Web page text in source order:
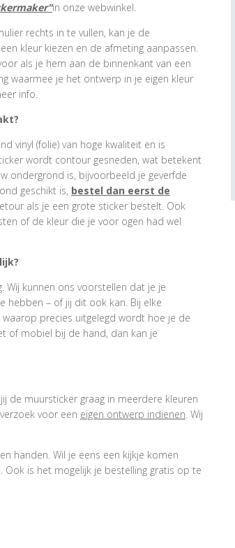
in onze webwinkel.
rechts in te vullen, kan je de
kleur kiezen en de afmeting aanpassen.
als je hem aan de binnenkant van een
waarmee je het ontwerp in je eigen kleur
info.
vinyl (folie) van hoge kwaliteit en is
wordt contour gesneden, wat betekent
ondergrond is, bijvoorbeeld je geverfde
geschikt is, bestel dan eerst de
als je een grote sticker bestelt. Ook
of de kleur die je voor ogen had wel
Wij kunnen ons voorstellen dat je je
hebben – of jij dit ook kan. Bij elke
precies uitgelegd wordt hoe je de
of mobiel bij de hand, dan kan je
de muursticker graag in meerdere kleuren
voor een eigen ontwerp indienen. Wij
handen. Wil je eens een kijkje komen
is het mogelijk je bestelling gratis op te